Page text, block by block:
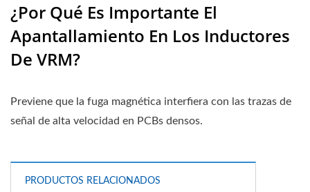
¿Por Qué Es Importante El
Apantallamiento En Los Inductores
De VRM?
Previene que la fuga magnética interfiera con las trazas de
señal de alta velocidad en PCBs densos.
PRODUCTOS RELACIONADOS